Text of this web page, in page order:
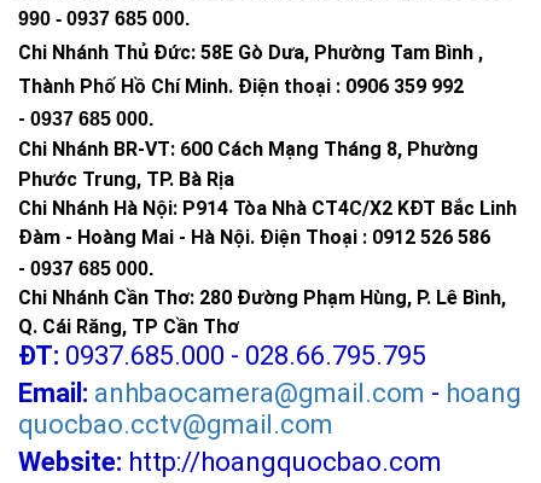
990 - 0937 685 000.
Chi Nhánh Thủ Đức: 58E Gò Dưa, Phường Tam Bình ,
Thành Phố Hồ Chí Minh. Điện thoại : 0906 359 992
- 0937 685 000.
Chi Nhánh BR-VT: 600 Cách Mạng Tháng 8, Phường
Phước Trung, TP. Bà Rịa
Chi Nhánh Hà Nội: P914 Tòa Nhà CT4C/X2 KĐT Bắc Linh
Đàm - Hoàng Mai - Hà Nội. Điện Thoại : 0912 526 586
- 0937 685 000.
Chi Nhánh Cần Thơ: 280 Đường Phạm Hùng, P. Lê Bình,
Q. Cái Răng, TP Cần Thơ
ĐT: 0937.685.000 - 028.66.795.795
Email: anhbaocamera@gmail.com - hoang
quocbao.cctv@gmail.com
Website: http://hoangquocbao.com